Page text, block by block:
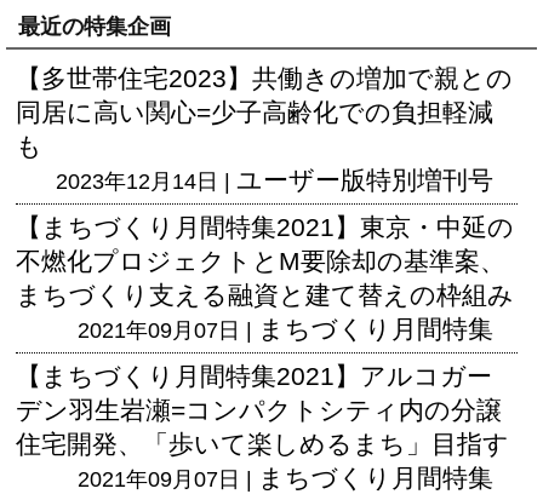
最近の特集企画
【多世帯住宅2023】共働きの増加で親との
同居に高い関心=少子高齢化での負担軽減
も
2023年12月14日 | ユーザー版特別増刊号
【まちづくり月間特集2021】東京・中延の
不燃化プロジェクトとM要除却の基準案、
まちづくり支える融資と建て替えの枠組み
2021年09月07日 | まちづくり月間特集
【まちづくり月間特集2021】アルコガー
デン羽生岩瀬=コンパクトシティ内の分譲
住宅開発、「歩いて楽しめるまち」目指す
2021年09月07日 | まちづくり月間特集